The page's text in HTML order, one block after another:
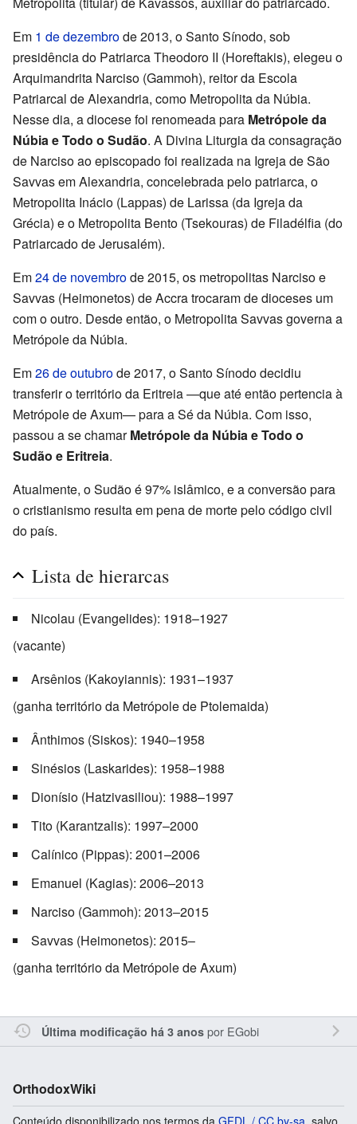
Em 1 de dezembrode 2013, o Santo Sínodo, sob
presidência do Patriarca Theodoro II (Horeftakis), elegeu o
Arquimandrita Narciso (Gammoh), reitor da Escola
Patriarcal de Alexandria, como Metropolita da Núbia.
Nesse dia, a diocese foi renomeada para Metrópole da
Núbia e Todo o Sudão. A Divina Liturgia da consagração
de Narciso ao episcopado foi realizada na Igreja de São
Savvas em Alexandria, concelebrada pelo patriarca, o
Metropolita Inácio (Lappas) de Larissa (da Igreja da
Grécia) e o Metropolita Bento (Tsekouras) de Filadélfia (do
Patriarcado de Jerusalém).
Em24 de novembrode 2015, os metropolitas Narciso e
Savvas (Heimonetos) de Accra trocaram de dioceses um
com o outro. Desde então, o Metropolita Savvas governa a
Metrópole da Núbia.
Em26 de outubrode 2017, o Santo Sínodo decidiu
transferir o território da Eritreia —que até então pertencia à
Metrópole de Axum— para a Sé da Núbia. Com isso,
passou a se chamarMetrópole da Núbia e Todo o
Sudão e Eritreia.
Atualmente, o Sudão é 97% islâmico, e a conversão para
o cristianismo resulta em pena de morte pelo código civil
do país.
Lista de hierarcas
Nicolau (Evangelides): 1918–1927
(vacante)
Arsênios (Kakoyiannis): 1931–1937
(ganha território da Metrópole de Ptolemaida)
Ânthimos (Siskos): 1940–1958
Sinésios (Laskarides): 1958–1988
Dionísio (Hatzivasiliou): 1988–1997
Tito (Karantzalis): 1997–2000
Calínico (Pippas): 2001–2006
Emanuel (Kagias): 2006–2013
Narciso (Gammoh): 2013–2015
Savvas (Heimonetos): 2015–
(ganha território da Metrópole de Axum)
Última modificação há 3 anospor EGobi
OrthodoxWiki
Conteúdo disponibilizado nos termos da GFDL / CC by-sa , salvo